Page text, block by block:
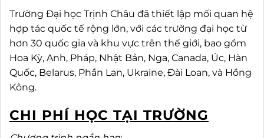
Trường Đại học Trịnh Châu đã thiết lập mối quan hệ
hợp tác quốc tế rộng lớn, với các trường đại học từ
hơn 30 quốc gia và khu vực trên thế giới, bao gồm
Hoa Kỳ, Anh, Pháp, Nhật Bản, Nga, Canada, Úc, Hàn
Quốc, Belarus, Phần Lan, Ukraine, Đài Loan, và Hồng
Kông.
CHI PHÍ HỌC TẠI TRƯỜNG